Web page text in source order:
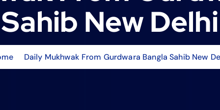
Sahib New Delhi
Daily Mukhwak From Gurdwara Bangla Sahib New